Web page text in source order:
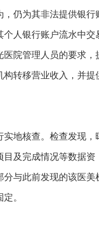
仍为其非法提供银行
个人银行账户流水中交
院管理人员的要求，
构转移营业收入，并提
实地核查。检查发现，
及完成情况等数据资
分与此前发现的该医美
。